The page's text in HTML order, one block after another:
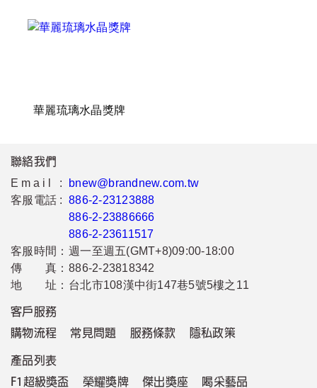
華麗琉璃水晶獎牌
聯絡我們
Email :
bnew@brandnew.com.tw
客服電話 : 886-2-23123888
886-2-23886666
886-2-23611517
客服時間： 週一至週五(GMT+8)09:00-18:00
傳 真： 886-2-23818342
地 址： 台北市108漢中街147巷5號5樓之11
客戶服務
購物流程
常見問題 服務條款 隱私政策
產品列表
F1超級獎盃
榮耀獎牌 傑出獎座 喝采藝品